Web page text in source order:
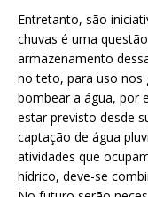
Entretanto, são
chuvas é uma
armazenamento
no teto, para uso nos
bombear a água, por
estar previsto desde
captação de água
atividades que
hídrico, deve-se